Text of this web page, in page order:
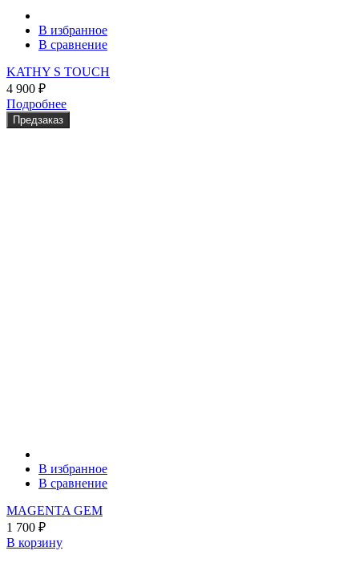
В избранное
В сравнение
KATHY S TOUCH
4 900 ₽
Подробнее
Предзаказ
В избранное
В сравнение
MAGENTA GEM
1 700 ₽
В корзину